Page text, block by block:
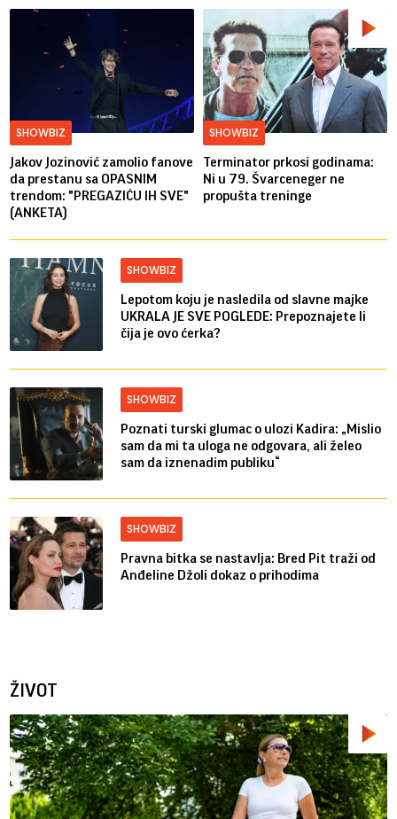
SHOWBIZ
Jakov Jozinović zamolio fanove
da prestanu sa OPASNIM
trendom: "PREGAZIĆU IH SVE"
(ANKETA)
SHOWBIZ
Terminator prkosi godinama:
Ni u 79. Švarceneger ne
propušta treninge
SHOWBIZ
Lepotom koju je nasledila od slavne majke
UKRALA JE SVE POGLEDE: Prepoznajete li
čija je ovo ćerka?
SHOWBIZ
Poznati turski glumac o ulozi Kadira: „Mislio
sam da mi ta uloga ne odgovara, ali želeo
sam da iznenadim publiku“
SHOWBIZ
Pravna bitka se nastavlja: Bred ​​Pit traži od
Anđeline Džoli dokaz o prihodima
ŽIVOT